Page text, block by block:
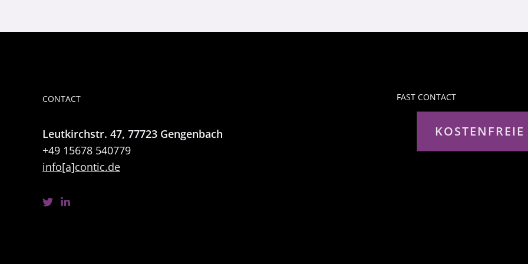
CONTACT
Leutkirchstr. 47, 77723 Gengenbach
+49 15678 540779
info[a]contic.de
FAST CONTACT